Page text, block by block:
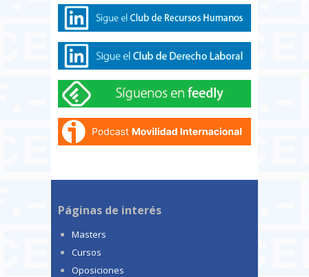
Páginas de interés
Masters
Cursos
Oposiciones